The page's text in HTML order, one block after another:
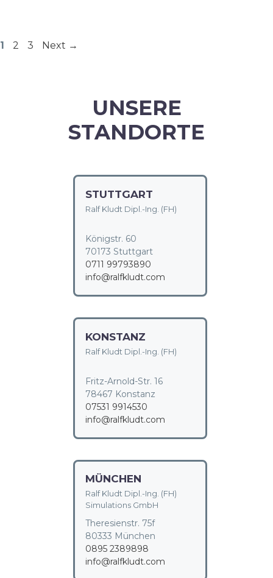
Page
1 Page
2 Page
3 Next →
UNSERE
STANDORTE
STUTTGART
Ralf Kludt Dipl.-Ing. (FH)
Königstr. 60
70173 Stuttgart
0711 99793890
info@ralfkludt.com
KONSTANZ
Ralf Kludt Dipl.-Ing. (FH)
Fritz-Arnold-Str. 16
78467 Konstanz
07531 9914530
info@ralfkludt.com
MÜNCHEN
Ralf Kludt Dipl.-Ing. (FH)
Simulations GmbH
Theresienstr. 75f
80333 München
0895 2389898
info@ralfkludt.com